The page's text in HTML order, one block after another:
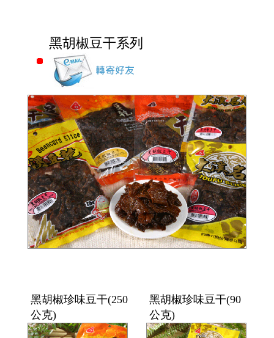
黑胡椒豆干系列
黑胡椒珍味豆干(250
公克)
黑胡椒珍味豆干(90
公克)